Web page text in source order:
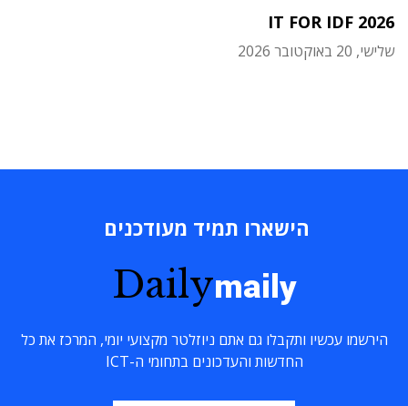
IT FOR IDF 2026
שלישי, 20 באוקטובר 2026
הישארו תמיד מעודכנים
Dailymaily
הירשמו עכשיו ותקבלו גם אתם ניוזלטר מקצועי יומי, המרכז את כל
החדשות והעדכונים בתחומי ה-ICT